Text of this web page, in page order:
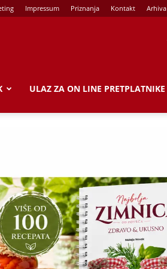
Impressum Priznanja Kontakt Arhiva
ULAZ ZA ON LINE PRETPLATNIKE